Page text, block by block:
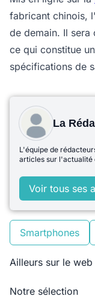
fabricant chinois,
de demain. Il sera
ce qui constitue
spécifications de
La
L'équipe de
articles sur l'actualité
Voir tous ses
Smartphones
Ailleurs sur le web
Notre sélection